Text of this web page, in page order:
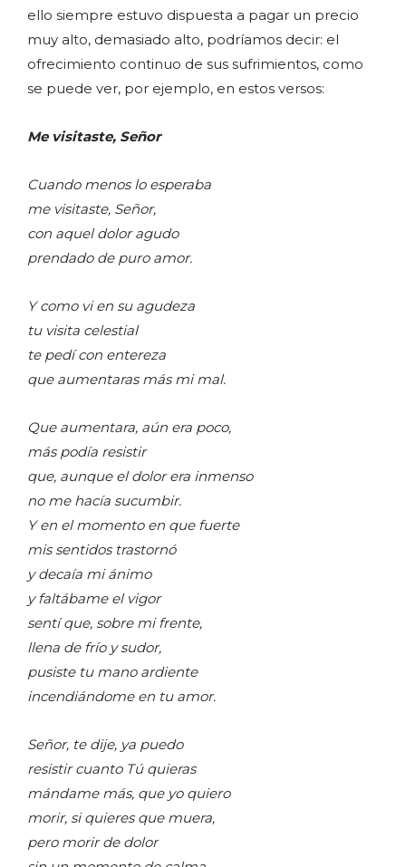
ello siempre estuvo dispuesta a pagar un precio
muy alto, demasiado alto, podríamos decir: el
ofrecimiento continuo de sus sufrimientos, como
se puede ver, por ejemplo, en estos versos:
Me visitaste, Señor
Cuando menos lo esperaba
me visitaste, Señor,
con aquel dolor agudo
prendado de puro amor.
Y como vi en su agudeza
tu visita celestial
te pedí con entereza
que aumentaras más mi mal.
Que aumentara, aún era poco,
más podía resistir
que, aunque el dolor era inmenso
no me hacía sucumbir.
Y en el momento en que fuerte
mis sentidos trastornó
y decaía mi ánimo
y faltábame el vigor
sentí que, sobre mi frente,
llena de frío y sudor,
pusiste tu mano ardiente
incendiándome en tu amor.
Señor, te dije, ya puedo
resistir cuanto Tú quieras
mándame más, que yo quiero
morir, si quieres que muera,
pero morir de dolor